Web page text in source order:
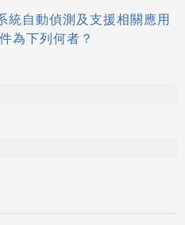
統自動偵測及支援相關應用
為下列何者？